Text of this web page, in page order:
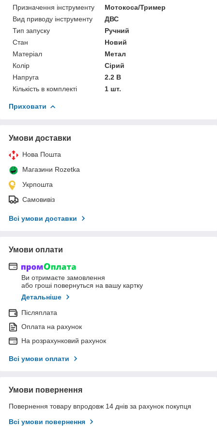
Призначення інструменту
Мотокоса/Тример
Вид приводу інструменту
ДВС
Тип запуску
Ручний
Стан
Новий
Матеріал
Метал
Колір
Сірий
Напруга
2.2 В
Кількість в комплекті
1 шт.
Приховати
Умови доставки
Нова Пошта
Магазини Rozetka
Укрпошта
Самовивіз
Всі умови доставки
Умови оплати
Ви отримаєте замовлення
або гроші повернуться на вашу картку
Детальніше
Післяплата
Оплата на рахунок
На розрахунковий рахунок
Всі умови оплати
Умови повернення
Повернення товару впродовж 14 днів за рахунок покупця
Всі умови повернення